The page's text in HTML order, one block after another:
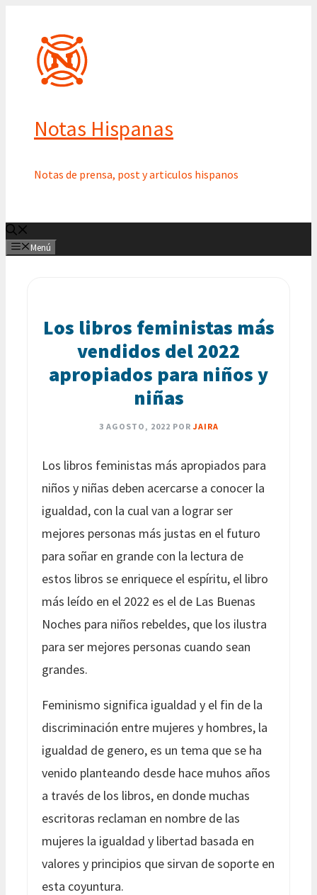
contenido
Notas Hispanas
Notas de prensa, post y articulos hispanos
Menú
Los libros feministas más
vendidos del 2022
apropiados para niños y
niñas
3 AGOSTO, 2022 POR JAIRA
Los libros feministas más apropiados para
niños y niñas deben acercarse a conocer la
igualdad, con la cual van a lograr ser
mejores personas más justas en el futuro
para soñar en grande con la lectura de
estos libros se enriquece el espíritu, el libro
más leído en el 2022 es el de Las Buenas
Noches para niños rebeldes, que los ilustra
para ser mejores personas cuando sean
grandes.
Feminismo significa igualdad y el fin de la
discriminación entre mujeres y hombres, la
igualdad de genero, es un tema que se ha
venido planteando desde hace muhos años
a través de los libros, en donde muchas
escritoras reclaman en nombre de las
mujeres la igualdad y libertad basada en
valores y principios que sirvan de soporte en
esta coyuntura.